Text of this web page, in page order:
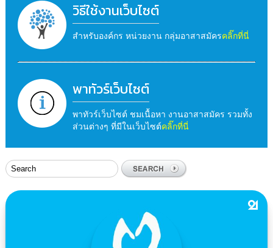
วิธีใช้งานเว็บไซต์
สำหรับองค์กร หน่วยงาน กลุ่มอาสาสมัครคลิ๊กที่นี่
พาทัวร์เว็บไซต์
พาทัวร์เว็บไซต์ ชมเนื้อหา งานอาสาสมัคร รวมทั้ง
ส่วนต่างๆ ที่มีในเว็บไซต์คลิ๊กที่นี่